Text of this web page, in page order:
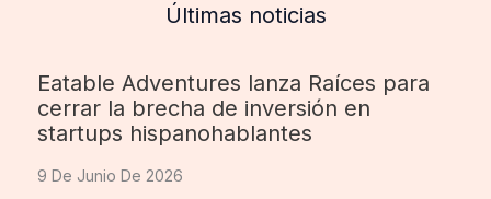
Últimas noticias
Eatable Adventures lanza Raíces para
cerrar la brecha de inversión en
startups hispanohablantes
9 De Junio De 2026